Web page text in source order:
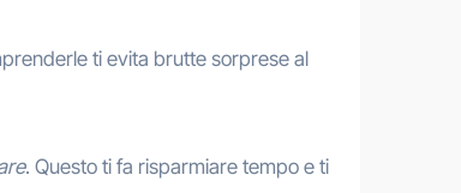
ti evita brutte sorprese al
. Questo ti fa risparmiare tempo e ti